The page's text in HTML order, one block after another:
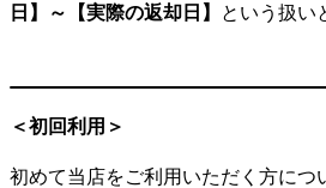
日】～【実際の返却日】
という扱い
＜初回利用＞
初めて当店をご利用いただく方につ